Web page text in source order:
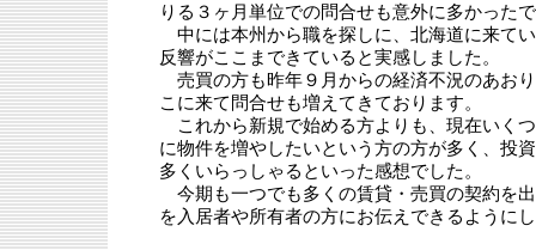
りる３ヶ月単位での問合せも意外に多かった
中には本州から職を探しに、北海道に来て
反響がここまできていると実感しました。
売買の方も昨年９月からの経済不況のあお
こに来て問合せも増えてきております。
これから新規で始める方よりも、現在いく
に物件を増やしたいという方の方が多く、投
多くいらっしゃるといった感想でした。
今期も一つでも多くの賃貸・売買の契約を
を入居者や所有者の方にお伝えできるように